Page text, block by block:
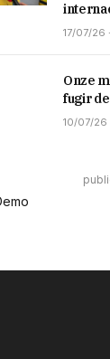
17/07/26
Onze
fugir
10/07/26